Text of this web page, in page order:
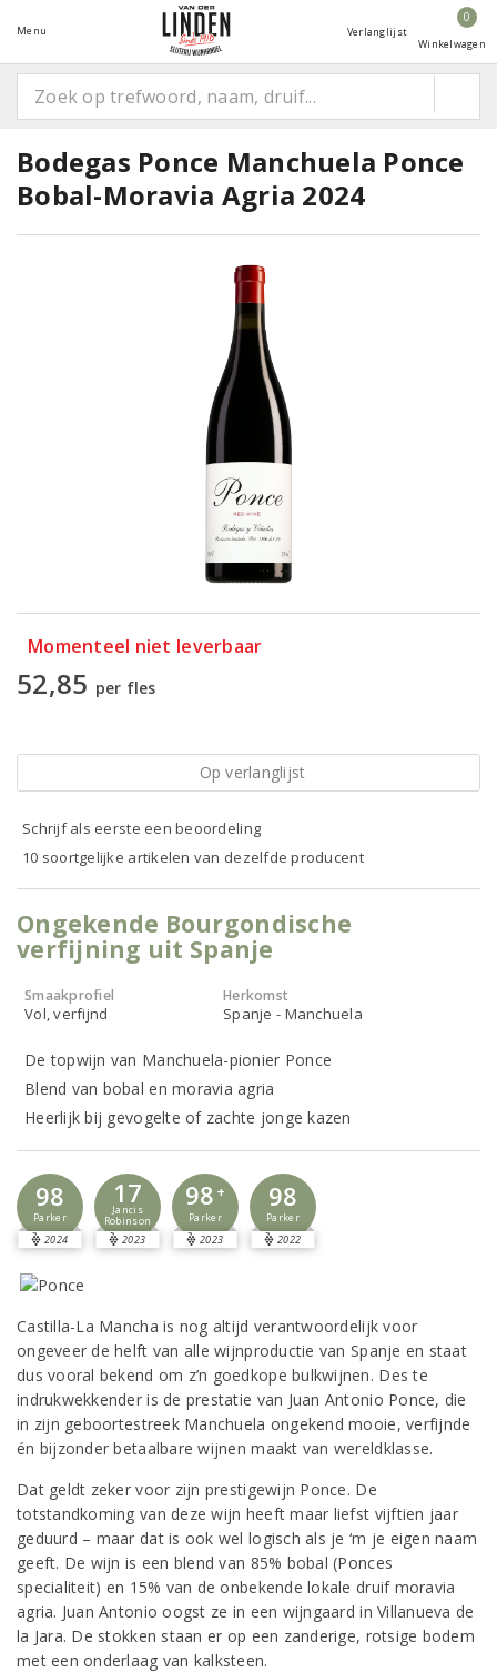
Menu Verlanglijst
0
Winkelwagen
Bodegas Ponce Manchuela Ponce
Bobal-Moravia Agria 2024
Momenteel niet leverbaar
52,85 per fles
Op verlanglijst
Schrijf als eerste een beoordeling
10 soortgelijke artikelen van dezelfde producent
Ongekende Bourgondische
verfijning uit Spanje
Smaakprofiel
Vol, verfijnd
Herkomst
Spanje - Manchuela
De topwijn van Manchuela-pionier Ponce
Blend van bobal en moravia agria
Heerlijk bij gevogelte of zachte jonge kazen
98
Parker
2024
17
Jancis
Robinson
2023
98 +
Parker
2023
98
Parker
2022
Castilla-La Mancha is nog altijd verantwoordelijk voor
ongeveer de helft van alle wijnproductie van Spanje en staat
dus vooral bekend om z’n goedkope bulkwijnen. Des te
indrukwekkender is de prestatie van Juan Antonio Ponce, die
in zijn geboortestreek Manchuela ongekend mooie, verfijnde
én bijzonder betaalbare wijnen maakt van wereldklasse.
Dat geldt zeker voor zijn prestigewijn Ponce. De
totstandkoming van deze wijn heeft maar liefst vijftien jaar
geduurd – maar dat is ook wel logisch als je ‘m je eigen naam
geeft. De wijn is een blend van 85% bobal (Ponces
specialiteit) en 15% van de onbekende lokale druif moravia
agria. Juan Antonio oogst ze in een wijngaard in Villanueva de
la Jara. De stokken staan er op een zanderige, rotsige bodem
met een onderlaag van kalksteen.